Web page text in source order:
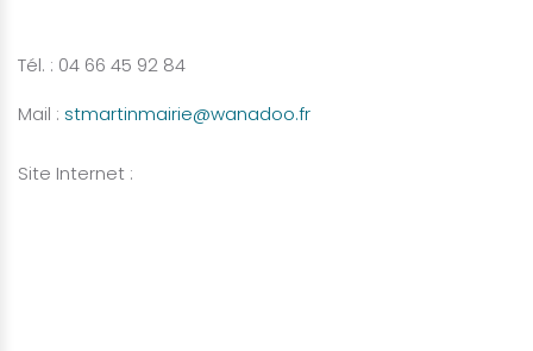
Tél. : 04 66 45 92 84
Mail : stmartinmairie@wanadoo.fr
Site Internet :